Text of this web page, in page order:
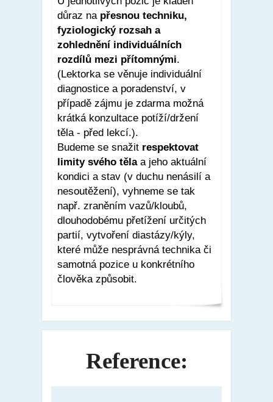
důraz na přesnou techniku,
fyziologický rozsah a
zohlednění individuálních
rozdílů mezi přítomnými.
(Lektorka se věnuje individuální
diagnostice a poradenství, v
případě zájmu je zdarma možná
krátká konzultace potíží/držení
těla - před lekcí.).
Budeme se snažit respektovat
limity svého tělaa jeho aktuální
kondici a stav (v duchu nenásilí a
nesoutěžení), vyhneme se tak
např. zraněním vazů/kloubů,
dlouhodobému přetížení určitých
partií, vytvoření diastázy/kýly,
které může nesprávná technika či
samotná pozice u konkrétního
člověka způsobit.
Reference: